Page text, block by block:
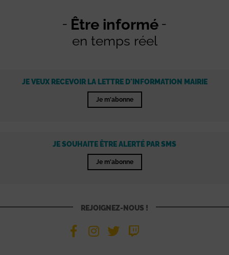
Être informé
en temps réel
JE VEUX RECEVOIR LA LETTRE D'INFORMATION MAIRIE
Je m'abonne
JE SOUHAITE ÊTRE ALERTÉ PAR SMS
Je m'abonne
REJOIGNEZ-NOUS !